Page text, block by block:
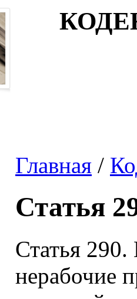
Главная /
Статья
Статья
нерабочие